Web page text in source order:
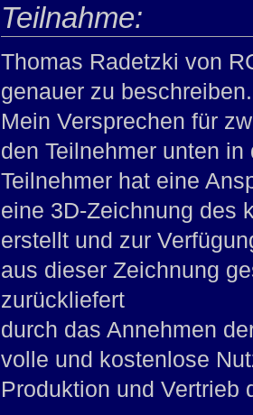
Teilnahme:
Thomas Radetzki von
genauer zu beschreiben.
Mein Versprechen für
den Teilnehmer unten
Teilnehmer hat eine
eine 3D-Zeichnung des
erstellt und zur
aus dieser Zeichnung
zurückliefert
durch das Annehmen
volle und kostenlose
Produktion und Vertrieb